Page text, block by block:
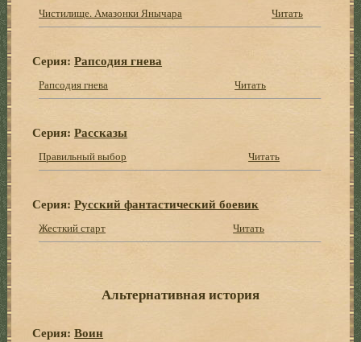
Чистилище. Амазонки Янычара
Читать
Серия:Рапсодия гнева
Рапсодия гнева Читать
Серия:Рассказы
Правильный выбор Читать
Серия:Русский фантастический боевик
Жесткий старт Читать
Альтернативная история
Серия:Воин